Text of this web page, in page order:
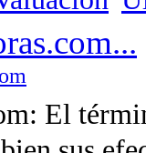
El